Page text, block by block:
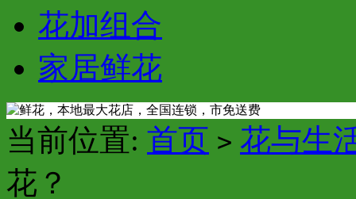
花加组合
家居鲜花
当前位置: 首页 > 花与生
花？